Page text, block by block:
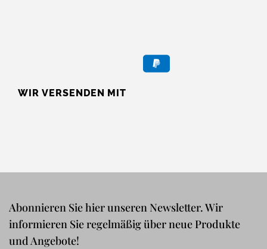
WIR VERSENDEN MIT
Abonnieren Sie hier unseren Newsletter. Wir
informieren Sie regelmäßig über neue Produkte
und Angebote!